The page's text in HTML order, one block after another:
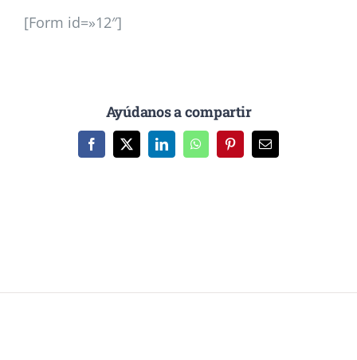
[Form id=»12″]
Ayúdanos a compartir
Facebook
X LinkedInWhatsAppPinterestCorreo